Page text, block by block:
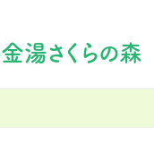
湯さくらの森